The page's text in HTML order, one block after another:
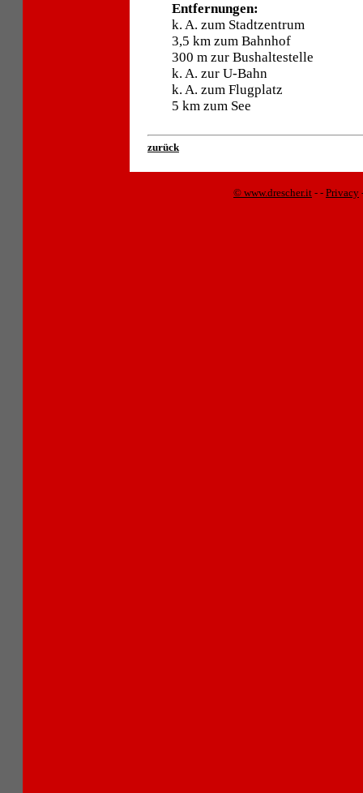
Entfernungen:
k. A. zum Stadtzentrum
3,5 km zum Bahnhof
300 m zur Bushaltestelle
k. A. zur U-Bahn
k. A. zum Flugplatz
5 km zum See
zurück
© www.drescher.it - - Privacy